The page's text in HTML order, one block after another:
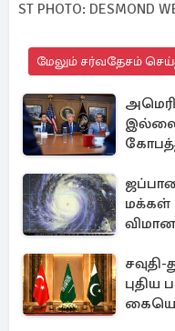
ST PHOTO: DESMOND
மேலும் சர்வதேசம்
மக்கள்
புதிய